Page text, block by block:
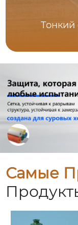
Тонкий
Самые